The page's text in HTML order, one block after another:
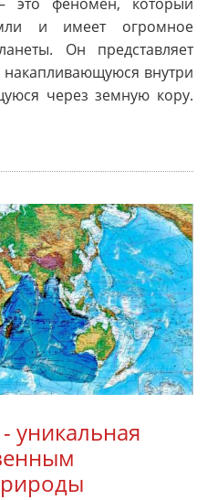
и имеет огромное
Он представляет
внутри
через земную кору.
уникальная